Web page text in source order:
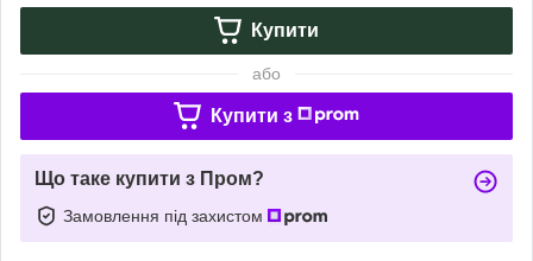
Купити
або
Купити з
Що таке купити з Пром?
Замовлення під захистом